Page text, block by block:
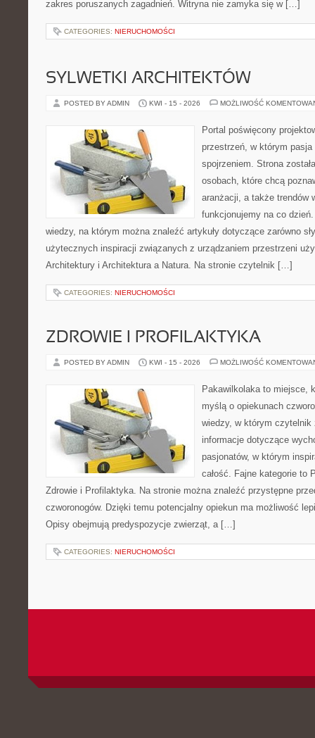
zakres poruszanych zagadnień. Witryna nie zamyka się w […]
CATEGORIES: NIERUCHOMOŚCI
SYLWETKI ARCHITEKTÓW
POSTED BY ADMIN KWI - 15 - 2026 MOŻLIWOŚĆ
Portal poświęcony
przestrzeń, w którym
spojrzeniem. Strona
osobach, które chcą
aranżacji, a także trendów
funkcjonujemy na co
wiedzy, na którym można znaleźć artykuły dotyczące zarówno
użytecznych inspiracji związanych z urządzaniem przestrzeni
Architektury i Architektura a Natura. Na stronie czytelnik […]
CATEGORIES: NIERUCHOMOŚCI
ZDROWIE I PROFILAKTYKA
POSTED BY ADMIN KWI - 15 - 2026 MOŻLIWOŚĆ
Pakawilkolaka to miejsce,
myślą o opiekunach
wiedzy, w którym czytelnik
informacje dotyczące
pasjonatów, w którym
całość. Fajne kategorie to
Zdrowie i Profilaktyka. Na stronie można znaleźć przystępne
czworonogów. Dzięki temu potencjalny opiekun ma możliwość
Opisy obejmują predyspozycje zwierząt, a […]
CATEGORIES: NIERUCHOMOŚCI